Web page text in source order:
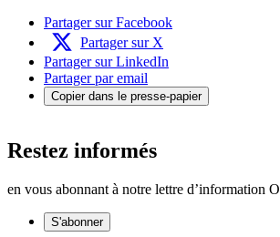
Partager sur Facebook
Partager sur X
Partager sur LinkedIn
Partager par email
Copier dans le presse-papier
Restez informés
en vous abonnant à notre lettre d’information
S'abonner